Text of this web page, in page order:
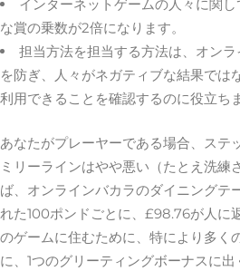
インターネットゲームの人々に関
な賞の乗数が2倍になります。
担当方法を担当する方法は、オン
を防ぎ、人々がネガティブな結果では
利用できることを確認するのに役立ちま
あなたがプレーヤーである場合、ステ
ミリーラインはやや悪い（たとえ洗練
ば、オンラインバカラのダイニングテ
れた100ポンドごとに、£98.76が人に
のゲームに住むために、特により多く
に、1つのグリーティングボーナスに出